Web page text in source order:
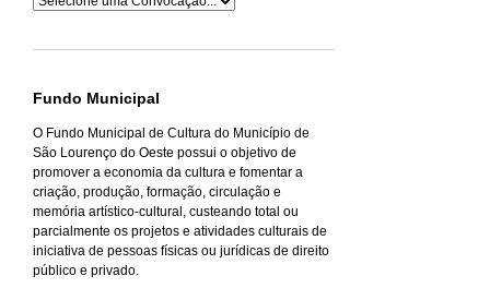
Fundo Municipal
O Fundo Municipal de Cultura do Município de
São Lourenço do Oeste possui o objetivo de
promover a economia da cultura e fomentar a
criação, produção, formação, circulação e
memória artístico-cultural, custeando total ou
parcialmente os projetos e atividades culturais de
iniciativa de pessoas físicas ou jurídicas de direito
público e privado.